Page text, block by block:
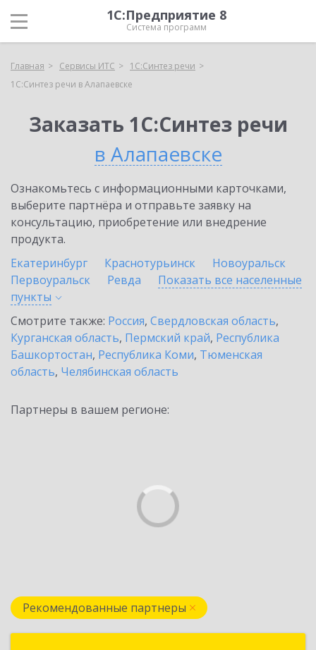
1С:Предприятие 8
Система программ
Главная Сервисы ИТС
1С:Синтез речи
1С:Синтез речи в Алапаевске
Заказать 1С:Синтез речи
в Алапаевске
Ознакомьтесь с информационными карточками,
выберите партнёра и отправьте заявку на
консультацию, приобретение или внедрение
продукта.
Екатеринбург
Краснотурьинск
Новоуральск
Первоуральск
Ревда
Показать все населенные
пункты
Смотрите также: Россия, Свердловская область,
Курганская область, Пермский край, Республика
Башкортостан, Республика Коми, Тюменская
область, Челябинская область
Партнеры в вашем регионе:
Рекомендованные партнеры